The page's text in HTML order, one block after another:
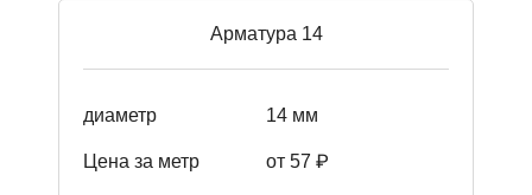
Арматура 14
диаметр 14 мм
Цена за метр от 57 ₽